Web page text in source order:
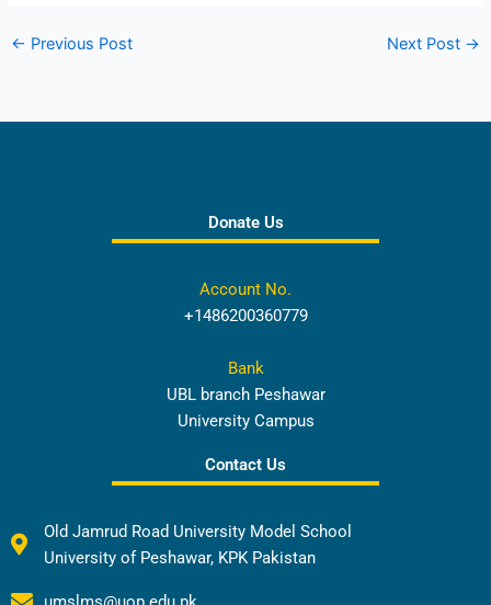
← Previous Post Next Post →
Donate Us
Account No.
+1486200360779
Bank
UBL branch Peshawar
University Campus
Contact Us
Old Jamrud Road University Model School
University of Peshawar, KPK Pakistan